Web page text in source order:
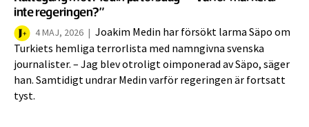
inte regeringen?”
4 MAJ, 2026 | Joakim Medin har försökt larma Säpo om
Turkiets hemliga terrorlista med namngivna svenska
journalister. – Jag blev otroligt oimponerad av Säpo, säger
han. Samtidigt undrar Medin varför regeringen är fortsatt
tyst.